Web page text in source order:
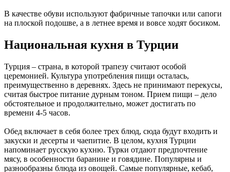
В качестве обуви используют фабричные тапочки или сапоги
на плоской подошве, а в летнее время и вовсе ходят босиком.
Национальная кухня в Турции
Турция – страна, в которой трапезу считают особой
церемонией. Культура употребления пищи осталась,
преимущественно в деревнях. Здесь не принимают перекусы,
считая быстрое питание дурным тоном. Прием пищи – дело
обстоятельное и продолжительно, может достигать по
времени 4-5 часов.
Обед включает в себя более трех блюд, сюда будут входить и
закуски и десерты и чаепитие. В целом, кухня Турции
напоминает русскую кухню. Турки отдают предпочтение
мясу, в особенности баранине и говядине. Популярны и
разнообразны блюда из овощей. Самые популярные, кебаб,